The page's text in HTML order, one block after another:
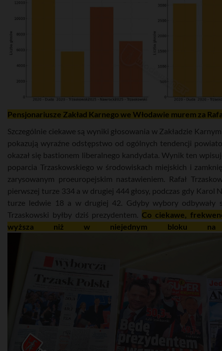
Pensjonariusze Zakład Karnego we Włodawie murem za
Szczególnie ciekawe są wyniki głosowania w Zakładzie
pokazują wyraźne odstępstwo od ogólnych tendencji
okazał się bastionem liberalnego kandydata. Wynik ten
poparcia Trzaskowskiego w środowiskach miejskich i
zarysowanym proeuropejskim nastawieniem. Rafał
pierwszej turze 334 a w drugiej 444 głosy, podczas gdy Karol
turze ledwie 18 a w drugiej 42. Gdyby wybory odbywały
Trzaskowski byłby dziś prezydentem. Co ciekawe,
wyższa niż w niejednym bloku na